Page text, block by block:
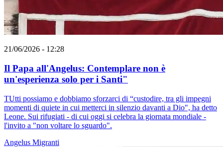
21/06/2026 - 12:28
Il Papa all'Angelus: Contemplare non è
un'esperienza solo per i Santi"
TUtti possiamo e dobbiamo sforzarci di “custodire, tra gli impegni
momenti di quiete in cui metterci in silenzio davanti a Dio", ha detto
Leone. Sui rifugiati - di cui oggi si celebra la giornata mondiale -
l'invito a "non voltare lo sguardo".
Angelus Migranti